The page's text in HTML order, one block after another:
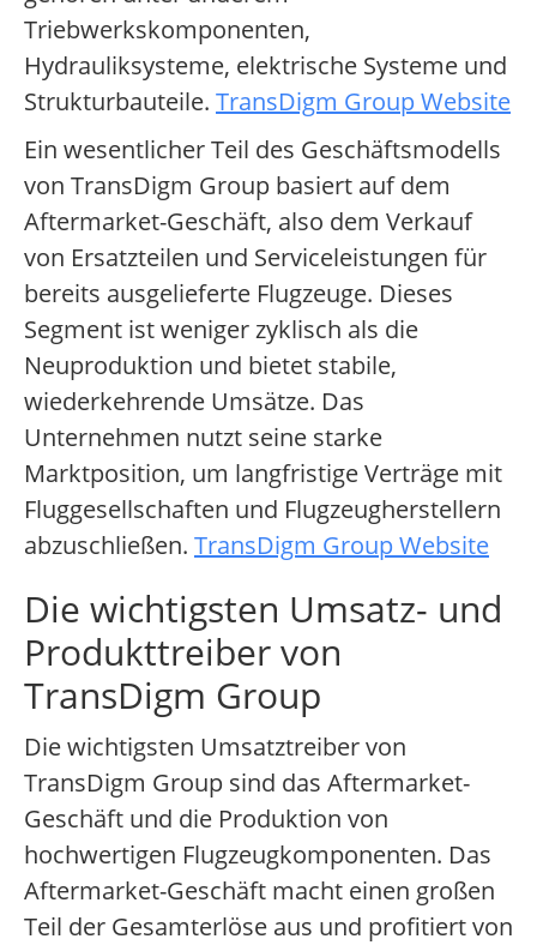
Triebwerkskomponenten,
Hydrauliksysteme, elektrische Systeme und
Strukturbauteile. TransDigm Group Website
Ein wesentlicher Teil des Geschäftsmodells
von TransDigm Group basiert auf dem
Aftermarket-Geschäft, also dem Verkauf
von Ersatzteilen und Serviceleistungen für
bereits ausgelieferte Flugzeuge. Dieses
Segment ist weniger zyklisch als die
Neuproduktion und bietet stabile,
wiederkehrende Umsätze. Das
Unternehmen nutzt seine starke
Marktposition, um langfristige Verträge mit
Fluggesellschaften und Flugzeugherstellern
abzuschließen. TransDigm Group Website
Die wichtigsten Umsatz- und
Produkttreiber von
TransDigm Group
Die wichtigsten Umsatztreiber von
TransDigm Group sind das Aftermarket-
Geschäft und die Produktion von
hochwertigen Flugzeugkomponenten. Das
Aftermarket-Geschäft macht einen großen
Teil der Gesamterlöse aus und profitiert von